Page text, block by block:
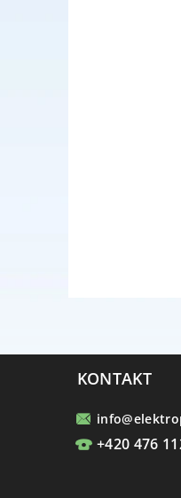
KONTAKT
info@
+420 476